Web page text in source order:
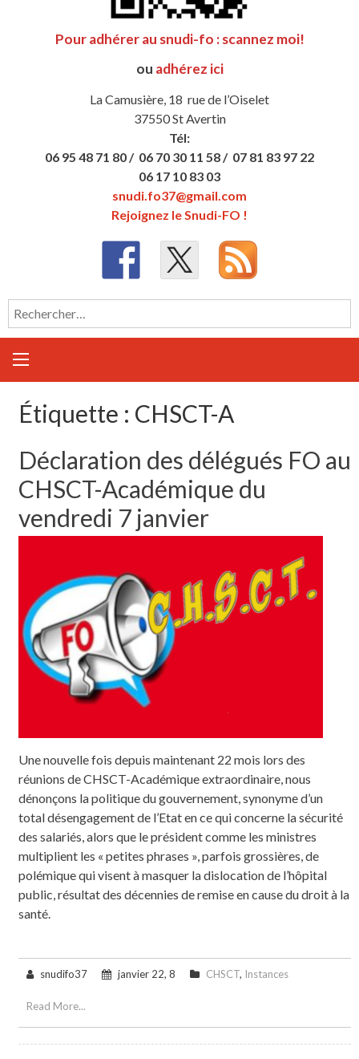
Pour adhérer au snudi-fo : scannez moi!
ou adhérez ici
La Camusière, 18 rue de l’Oiselet
37550 St Avertin
Tél:
06 95 48 71 80 / 06 70 30 11 58 / 07 81 83 97 22
06 17 10 83 03
snudi.fo37@gmail.com
Rejoignez le Snudi-FO !
Rechercher :
Étiquette : CHSCT-A
Déclaration des délégués FO au
CHSCT-Académique du
vendredi 7 janvier
Une nouvelle fois depuis maintenant 22 mois lors des
réunions de CHSCT-Académique extraordinaire, nous
dénonçons la politique du gouvernement, synonyme d’un
total désengagement de l’Etat en ce qui concerne la sécurité
des salariés, alors que le président comme les ministres
multiplient les « petites phrases », parfois grossières, de
polémique qui visent à masquer la dislocation de l’hôpital
public, résultat des décennies de remise en cause du droit à la
santé.
snudifo37 janvier 22, 8 CHSCT, Instances
Read More...